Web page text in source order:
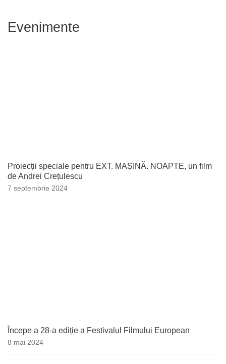
Evenimente
Proiecții speciale pentru EXT. MAȘINĂ. NOAPTE, un film
de Andrei Crețulescu
7 septembrie 2024
Începe a 28-a ediție a Festivalul Filmului European
8 mai 2024